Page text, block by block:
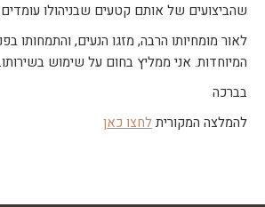
שהביצועים של אותם קטעים שבניהולו עומדים
לאור מומחיותו הרבה, מזגו הנעים, והתמחותו
המיוחדות. אני ממליץ בחום על שימוש בשירותו.
בברכה
להמלצה המקוריתלחצו כאן